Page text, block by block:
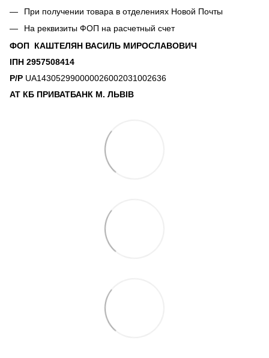
При получении товара в отделениях Новой Почты
На реквизиты ФОП на расчетный счет
ФОП КАШТЕЛЯН ВАСИЛЬ МИРОСЛАВОВИЧ
ІПН 2957508414
Р/Р UA143052990000026002031002636
АТ КБ ПРИВАТБАНК М. ЛЬВІВ